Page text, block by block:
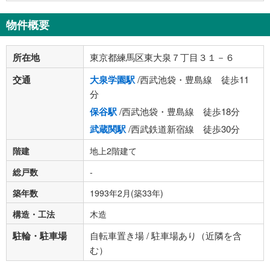
物件概要
所在地 東京都練馬区東大泉７丁目３１－６
交通 大泉学園駅/西武池袋・豊島線 徒歩11
分
保谷駅/西武池袋・豊島線 徒歩18分
武蔵関駅/西武鉄道新宿線 徒歩30分
階建
地上2階建て
総戸数
-
築年数
1993年2月(築33年)
構造・工法
木造
駐輪・駐車場
自転車置き場 / 駐車場あり（近隣を含
む）